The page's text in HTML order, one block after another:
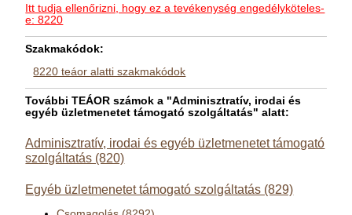
Itt tudja ellenőrizni, hogy ez a tevékenység engedélyköteles-
e: 8220
Szakmakódok:
8220 teáor alatti szakmakódok
További TEÁOR számok a "Adminisztratív, irodai és
egyéb üzletmenetet támogató szolgáltatás" alatt:
Adminisztratív, irodai és egyéb üzletmenetet támogató
szolgáltatás (820)
Egyéb üzletmenetet támogató szolgáltatás (829)